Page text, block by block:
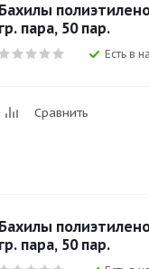
Бахилы
гр. пара, 50 пар.
Есть в
Сравнить
Бахилы
гр. пара, 50 пар.